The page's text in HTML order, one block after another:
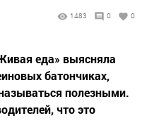
1483 0 0
еда» выясняла
батончиках,
полезными.
что это